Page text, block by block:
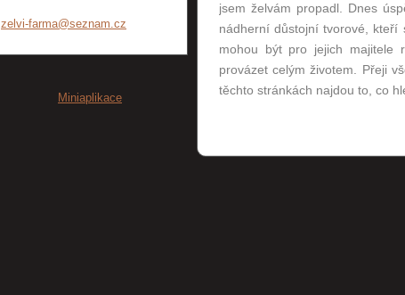
zelvi-farma@seznam.cz
Miniaplikace
jsem želvám propadl. Dnes
nádherní důstojní tvorové,
mohou být pro jejich majitele
provázet celým životem. Přeji
těchto stránkách najdou to, co